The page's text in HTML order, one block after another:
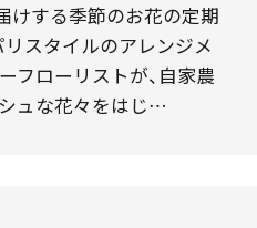
けする季節のお花の定期
リスタイルのアレンジメ
フローリストが、自家農
ュな花々をはじ…